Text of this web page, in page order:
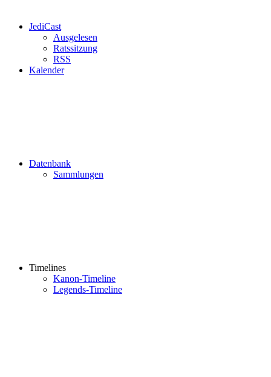
JediCast
Ausgelesen
Ratssitzung
RSS
Kalender
Datenbank
Sammlungen
Timelines
Kanon-Timeline
Legends-Timeline